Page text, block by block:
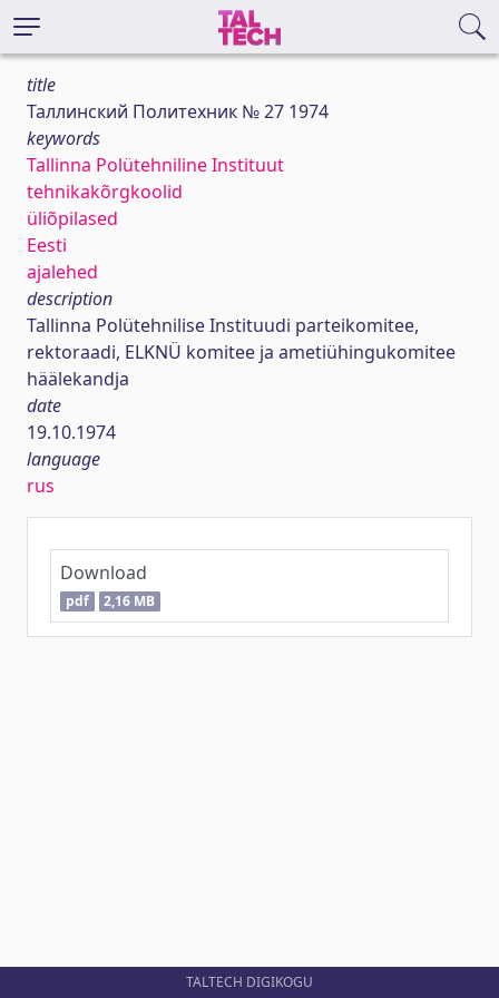
title
Таллинский Политехник № 27 1974
keywords
Tallinna Polütehniline Instituut
tehnikakõrgkoolid
üliõpilased
Eesti
ajalehed
description
Tallinna Polütehnilise Instituudi parteikomitee,
rektoraadi, ELKNÜ komitee ja ametiühingukomitee
häälekandja
date
19.10.1974
language
rus
Download
pdf 2,16 MB
TALTECH DIGIKOGU